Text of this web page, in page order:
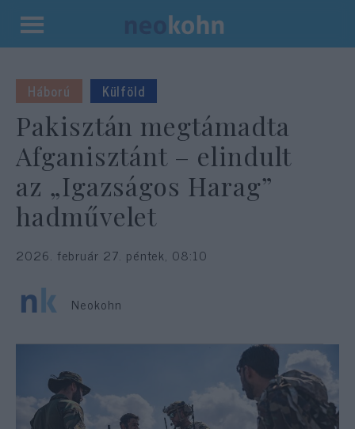
Kilépés
tartalomba
Háború Külföld
Pakisztán megtámadta
Afganisztánt – elindult
az „Igazságos Harag”
hadművelet
2026. február 27. péntek, 08:10
Neokohn